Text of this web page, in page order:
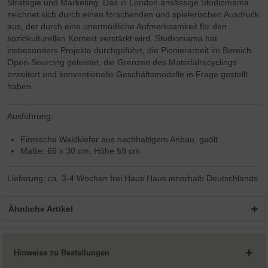
Strategie und Marketing. Das in London ansässige Studiomama
zeichnet sich durch einen forschenden und spielerischen Ausdruck
aus, der durch eine unermüdliche Aufmerksamkeit für den
soziokulturellen Kontext verstärkt wird. Studiomama hat
insbesonders Projekte durchgeführt, die Pionierarbeit im Bereich
Open-Sourcing geleistet, die Grenzen des Materialrecyclings
erweitert und konventionelle Geschäftsmodelle in Frage gestellt
haben.
Ausführung:
Finnische Waldkiefer aus nachhaltigem Anbau, geölt
Maße: 66 x 30 cm, Höhe 59 cm
Lieferung: ca. 3-4 Wochen frei Haus Haus innerhalb Deutschlands
Ähnliche Artikel
Hinweise zu Bestellungen